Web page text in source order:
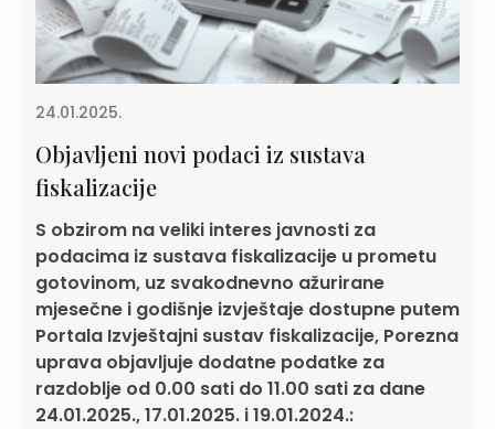
24.01.2025.
Objavljeni novi podaci iz sustava
fiskalizacije
​S obzirom na veliki interes javnosti za
podacima iz sustava fiskalizacije u prometu
gotovinom, uz svakodnevno ažurirane
mjesečne i godišnje izvještaje dostupne putem
Portala Izvještajni sustav fiskalizacije, Porezna
uprava objavljuje dodatne podatke za
razdoblje od 0.00 sati do 11.00 sati za dane
24.01.2025., 17.01.2025. i 19.01.2024.: